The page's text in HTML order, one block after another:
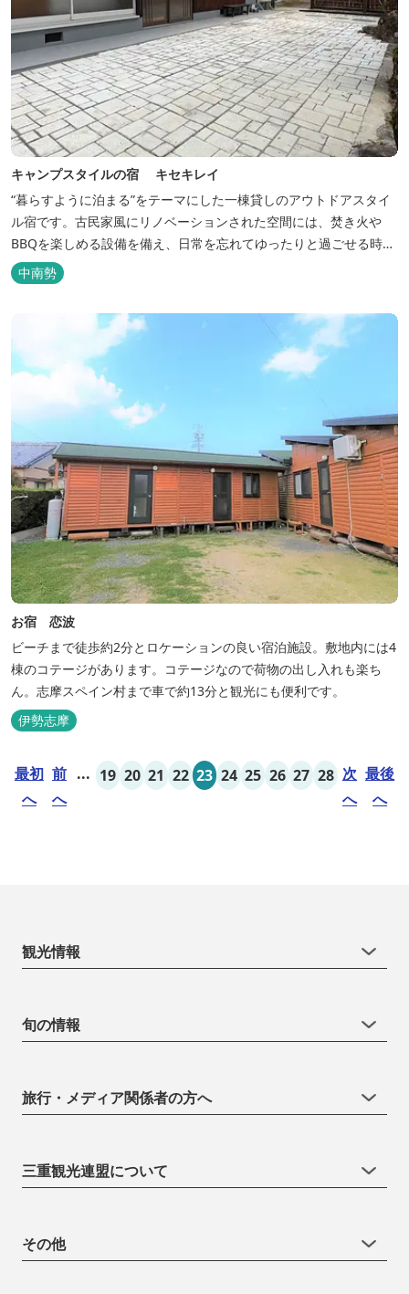
キャンプスタイルの宿 キセキレイ
“暮らすように泊まる”をテーマにした一棟貸しのアウトドアスタイ
ル宿です。古民家風にリノベーションされた空間には、焚き火や
BBQを楽しめる設備を備え、日常を忘れてゆったりと過ごせる時間
が広がります。ペット同伴も可能で、愛犬と一緒に自然を満喫でき
るのも魅力です。 【営業時間】 チェックイン 15：00（早めのチ
ェックインご希望は予約時に要相談） チェックアウト 9：00
中南勢
お宿 恋波
ビーチまで徒歩約2分とロケーションの良い宿泊施設。敷地内には4
棟のコテージがあります。コテージなので荷物の出し入れも楽ち
ん。志摩スペイン村まで車で約13分と観光にも便利です。
伊勢志摩
最初
へ
前
へ
... 19 20 21 22 23 24 25 26 27 28 次
へ
最後
へ
観光情報
旬の情報
旅行・メディア関係者の方へ
三重観光連盟について
その他